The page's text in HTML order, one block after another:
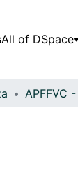
All of DSpace